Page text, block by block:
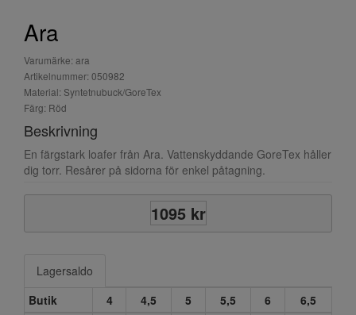
Ara
Varumärke: ara
Artikelnummer: 050982
Material: Syntetnubuck/GoreTex
Färg: Röd
Beskrivning
En färgstark loafer från Ara. Vattenskyddande GoreTex håller
dig torr. Resårer på sidorna för enkel påtagning.
1095 kr
Lagersaldo
Butik
4 4,5 5 5,5 6 6,5